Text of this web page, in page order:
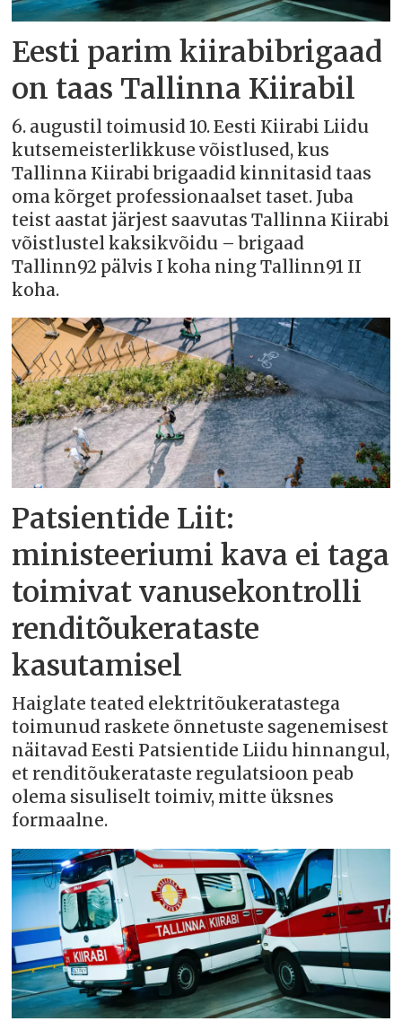
Eesti parim kiirabibrigaad
on taas Tallinna Kiirabil
6. augustil toimusid 10. Eesti Kiirabi Liidu
kutsemeisterlikkuse võistlused, kus
Tallinna Kiirabi brigaadid kinnitasid taas
oma kõrget professionaalset taset. Juba
teist aastat järjest saavutas Tallinna Kiirabi
võistlustel kaksikvõidu – brigaad
Tallinn92 pälvis I koha ning Tallinn91 II
koha.
Patsientide Liit:
ministeeriumi kava ei taga
toimivat vanusekontrolli
renditõukerataste
kasutamisel
Haiglate teated elektritõukeratastega
toimunud raskete õnnetuste sagenemisest
näitavad Eesti Patsientide Liidu hinnangul,
et renditõukerataste regulatsioon peab
olema sisuliselt toimiv, mitte üksnes
formaalne.